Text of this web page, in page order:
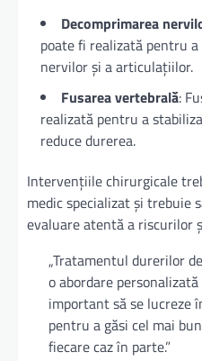
Decomprimarea
poate fi realizată pentru
nervilor și a articulațiilor.
Fusarea vertebrală:
realizată pentru a
reduce durerea.
Intervențiile chirurgicale
medic specializat și trebuie
evaluare atentă a riscurilor
„Tratamentul durerilor
o abordare
important să se lucreze
pentru a găsi cel mai
fiecare caz în parte.”